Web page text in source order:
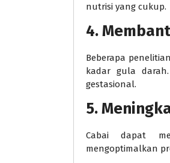
nutrisi yang cukup.
4.
Beberapa
kadar gula
gestasional.
5.
Cabai dapat
mengoptimalkan